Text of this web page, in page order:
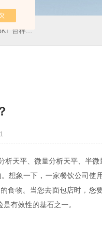
、落地秤 BCT-
天平、微量分析天平、半微
象一下，一家餐饮公司使
食物。当您去面包店时，您
有效性的基石之一。